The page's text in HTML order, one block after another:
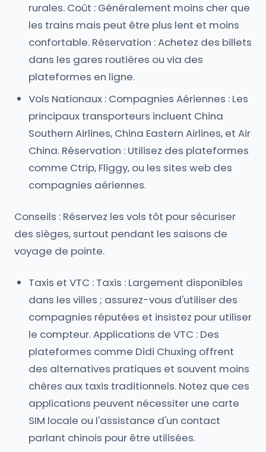
rurales. Coût : Généralement moins cher que
les trains mais peut être plus lent et moins
confortable. Réservation : Achetez des billets
dans les gares routières ou via des
plateformes en ligne.
Vols Nationaux : Compagnies Aériennes : Les
principaux transporteurs incluent China
Southern Airlines, China Eastern Airlines, et Air
China. Réservation : Utilisez des plateformes
comme Ctrip, Fliggy, ou les sites web des
compagnies aériennes.
Conseils : Réservez les vols tôt pour sécuriser
des sièges, surtout pendant les saisons de
voyage de pointe.
Taxis et VTC : Taxis : Largement disponibles
dans les villes ; assurez-vous d'utiliser des
compagnies réputées et insistez pour utiliser
le compteur. Applications de VTC : Des
plateformes comme Didi Chuxing offrent
des alternatives pratiques et souvent moins
chères aux taxis traditionnels. Notez que ces
applications peuvent nécessiter une carte
SIM locale ou l'assistance d'un contact
parlant chinois pour être utilisées.